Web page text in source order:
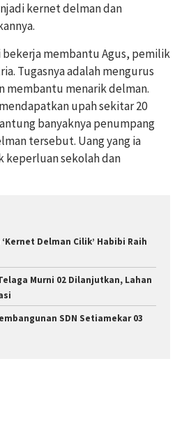
kernet delman dan
membantu Agus, pemilik
Tugasnya adalah mengurus
membantu menarik delman.
upah sekitar 20
banyaknya penumpang
tersebut. Uang yang ia
sekolah dan
Delman Cilik’ Habibi Raih
Murni 02 Dilanjutkan, Lahan
SDN Setiamekar 03